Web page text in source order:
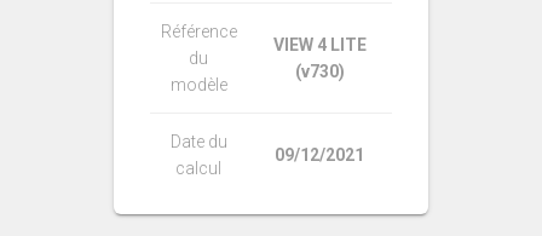
Référence
du
modèle
VIEW 4 LITE
(v730)
Date du
calcul
09/12/2021